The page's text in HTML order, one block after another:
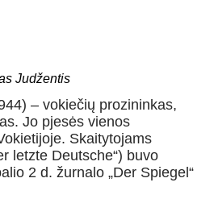
Judžentis
– vokiečių prozininkas,
Jo pjesės vienos
Skaitytojams
letzte Deutsche“) buvo
2 d. žurnalo „Der Spiegel“